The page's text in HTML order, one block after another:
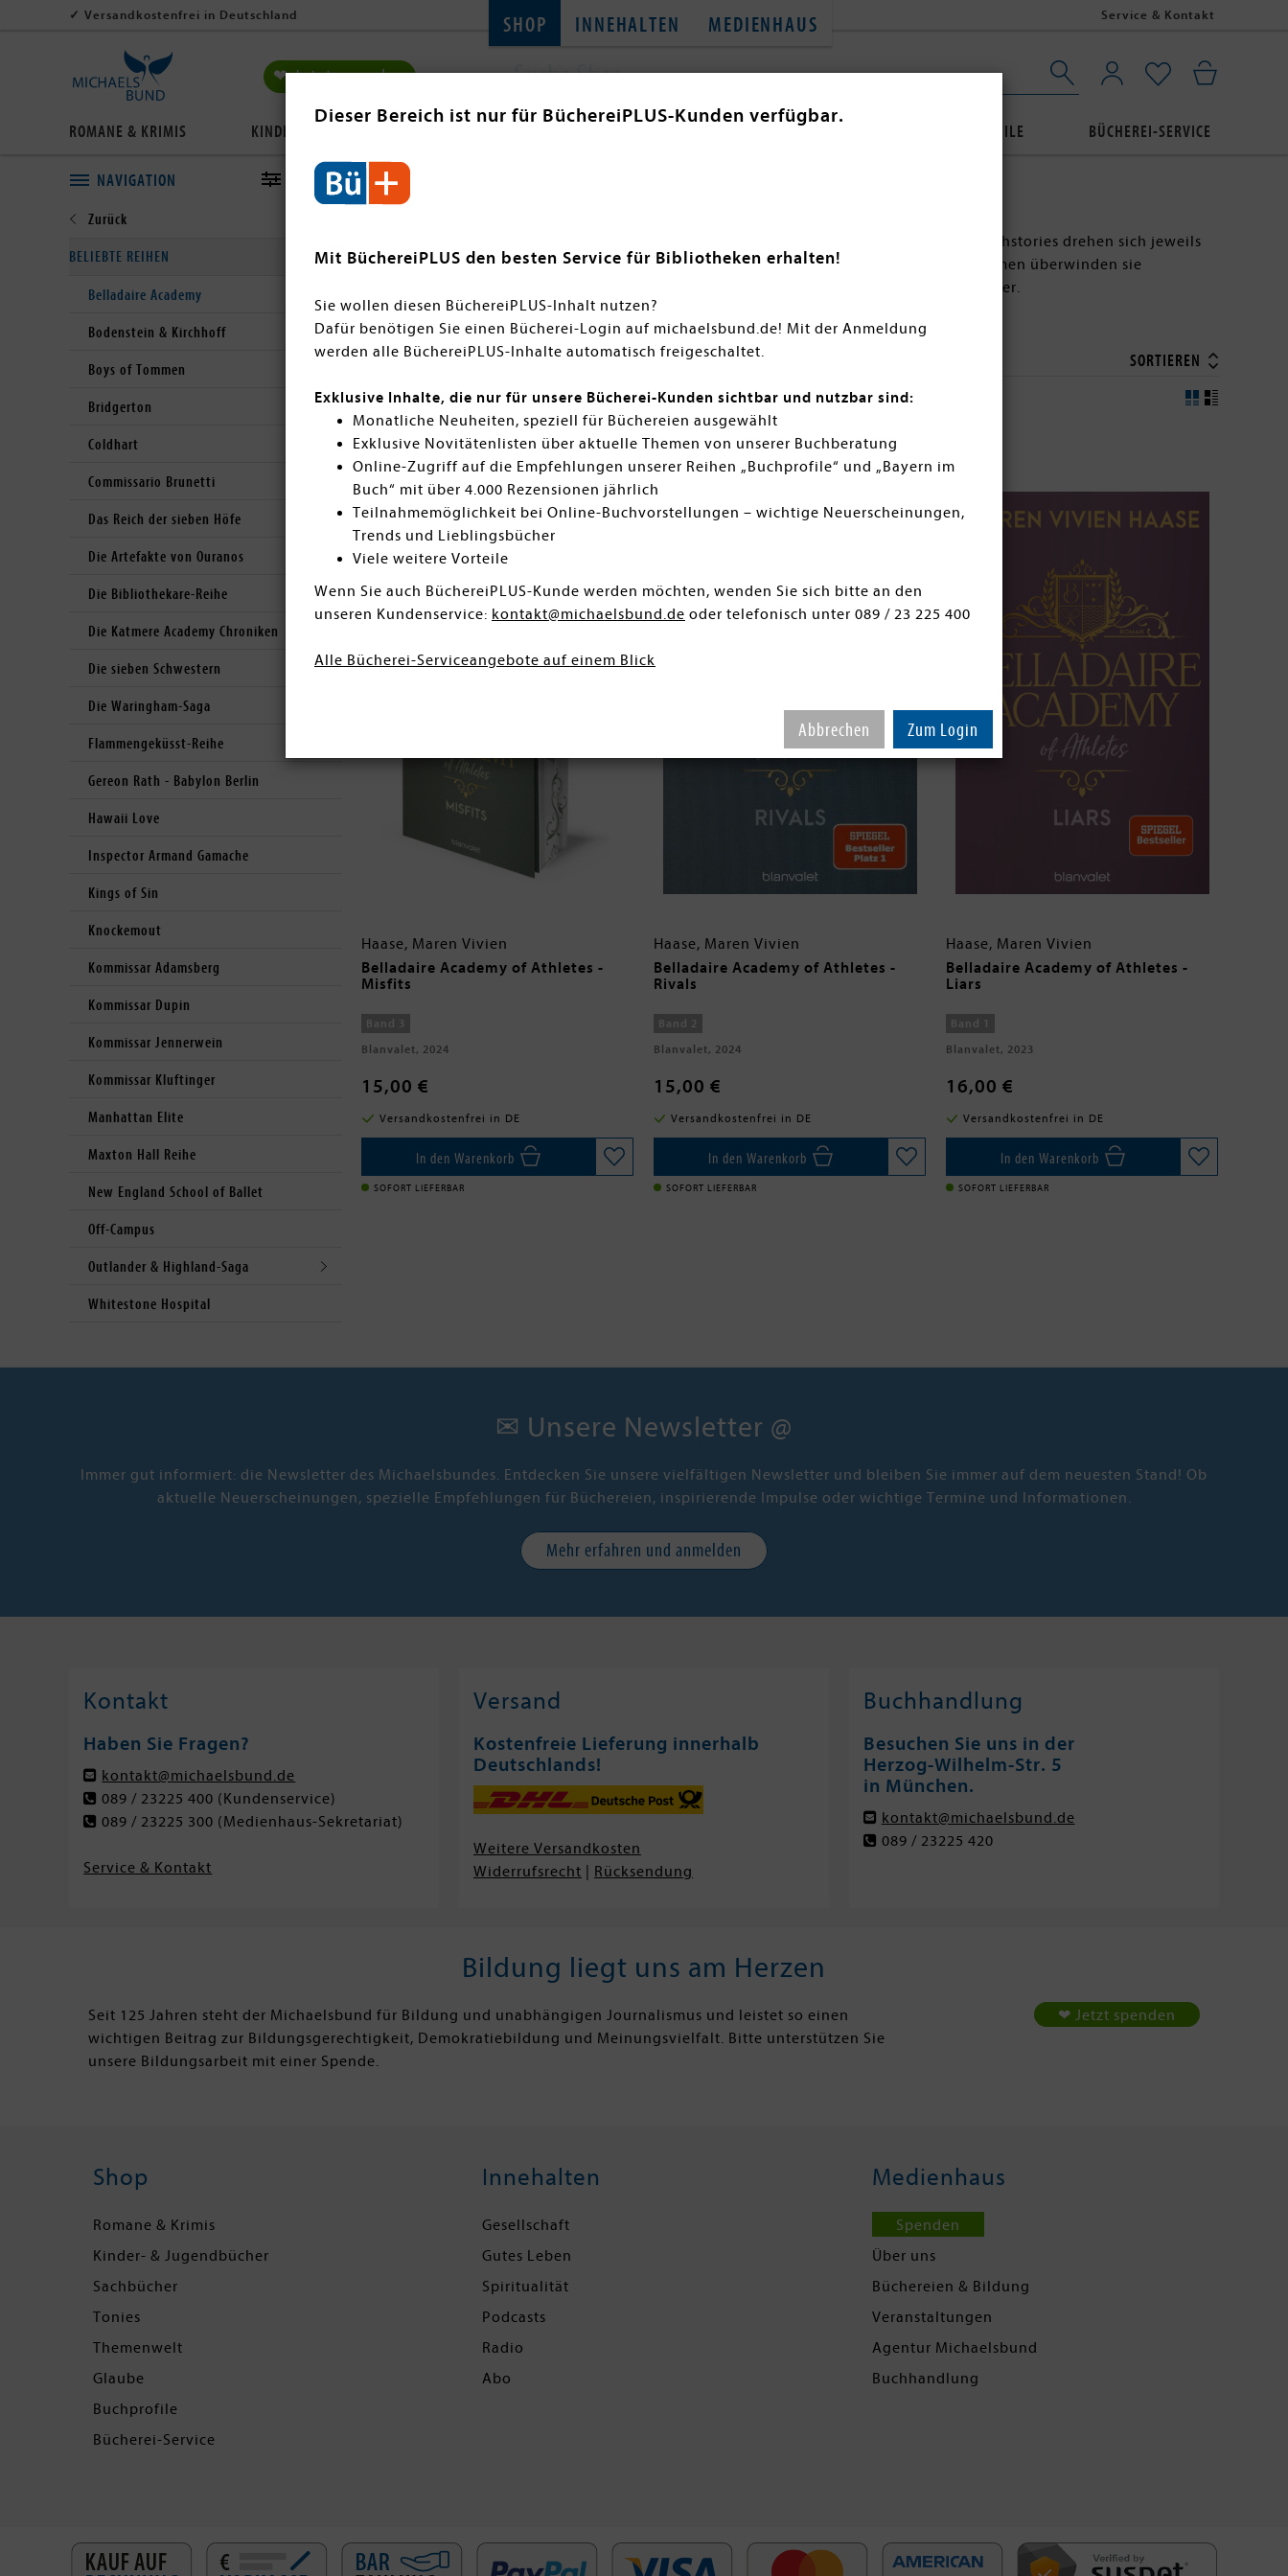
SHOP INNEHALTEN MEDIENHAUS
✓ Versandkostenfrei in Deutschland Service & Kontakt
❤ Jetzt spenden
ROMANE & KRIMIS KINDER- & JUGENDBÜCHER BUCHPROFILE BÜCHEREI-SERVICE
Dieser Bereich ist nur für BüchereiPLUS-Kunden verfügbar.
Mit BüchereiPLUS den besten Service für Bibliotheken erhalten!
Sie wollen diesen BüchereiPLUS-Inhalt nutzen?
Dafür benötigen Sie einen Bücherei-Login auf michaelsbund.de! Mit der Anmeldung
werden alle BüchereiPLUS-Inhalte automatisch freigeschaltet.
Exklusive Inhalte, die nur für unsere Bücherei-Kunden sichtbar und nutzbar sind:
Monatliche Neuheiten, speziell für Büchereien ausgewählt
Exklusive Novitätenlisten über aktuelle Themen von unserer Buchberatung
Online-Zugriff auf die Empfehlungen unserer Reihen „Buchprofile“ und „Bayern im
Buch“ mit über 4.000 Rezensionen jährlich
Teilnahmemöglichkeit bei Online-Buchvorstellungen – wichtige Neuerscheinungen,
Trends und Lieblingsbücher
Viele weitere Vorteile
Wenn Sie auch BüchereiPLUS-Kunde werden möchten, wenden Sie sich bitte an den
unseren Kundenservice: kontakt@michaelsbund.de oder telefonisch unter 089 / 23 225 400
Alle Bücherei-Serviceangebote auf einem Blick
Abbrechen Zum Login
NAVIGATION FILTERN
Close submenu
BELIEBTE REIHEN
Belladaire Academy
Bodenstein & Kirchhoff
Boys of Tommen
Bridgerton Open submenu
Coldhart
Commissario Brunetti
Das Reich der sieben Höfe
Die Artefakte von Ouranos
Die Bibliothekare-Reihe
Die Katmere Academy Chroniken
Die sieben Schwestern
Die Waringham-Saga
Flammengeküsst-Reihe
Gereon Rath - Babylon Berlin
Hawaii Love
Inspector Armand Gamache
Kings of Sin
Knockemout
Kommissar Adamsberg
Kommissar Dupin
Kommissar Jennerwein
Kommissar Kluftinger
Manhattan Elite
Maxton Hall Reihe
New England School of Ballet
Off-Campus
Outlander & Highland-Saga
Whitestone Hospital
! Die Buchstories drehen sich jeweils
um verschiedene Pärchen, die in sich auf der Belladaire Academy kennenlernen. Zusammen überwinden sie
verschiedene Hürden, decken Geheimniss des jeweils anderen auf und kommen sich näher.
SORTIEREN
3 Artikel
Haase, Maren Vivien
Belladaire Academy of Athletes -
Misfits
Band 3
Blanvalet, 2024
15,00 €
Versandkostenfrei in DE
In den Warenkorb
SOFORT LIEFERBAR
Haase, Maren Vivien
Belladaire Academy of Athletes -
Rivals
Band 2
Blanvalet, 2024
15,00 €
Versandkostenfrei in DE
In den Warenkorb
SOFORT LIEFERBAR
Haase, Maren Vivien
Belladaire Academy of Athletes -
Liars
Band 1
Blanvalet, 2023
16,00 €
Versandkostenfrei in DE
In den Warenkorb
SOFORT LIEFERBAR
✉ Unsere Newsletter @
Immer gut informiert: die Newsletter des Michaelsbundes. Entdecken Sie unsere vielfältigen Newsletter und bleiben Sie immer auf dem neuesten Stand! Ob
aktuelle Neuerscheinungen, spezielle Empfehlungen für Büchereien, inspirierende Impulse oder wichtige Termine und Informationen.
Mehr erfahren und anmelden
Kontakt
Haben Sie Fragen?
kontakt@michaelsbund.de
089 / 23225 400 (Kundenservice)
089 / 23225 300 (Medienhaus-Sekretariat)
Service & Kontakt
Versand
Kostenfreie Lieferung innerhalb
Deutschlands!
Weitere Versandkosten
Widerrufsrecht
Rücksendung
Buchhandlung
Besuchen Sie uns in der
Herzog-Wilhelm-Str. 5
in München.
kontakt@michaelsbund.de
089 / 23225 420
Bildung liegt uns am Herzen
Seit 125 Jahren steht der Michaelsbund für Bildung und unabhängigen Journalismus und leistet so einen
wichtigen Beitrag zur Bildungsgerechtigkeit, Demokratiebildung und Meinungsvielfalt. Bitte unterstützen Sie
unsere Bildungsarbeit mit einer Spende.
❤ Jetzt spenden
Shop
Romane & Krimis
Kinder- & Jugendbücher
Sachbücher
Tonies
Themenwelt
Glaube
Buchprofile
Bücherei-Service
Innehalten
Gesellschaft
Gutes Leben
Spiritualität
Podcasts
Radio
Abo
Medienhaus
Spenden
Über uns
Büchereien & Bildung
Veranstaltungen
Agentur Michaelsbund
Buchhandlung